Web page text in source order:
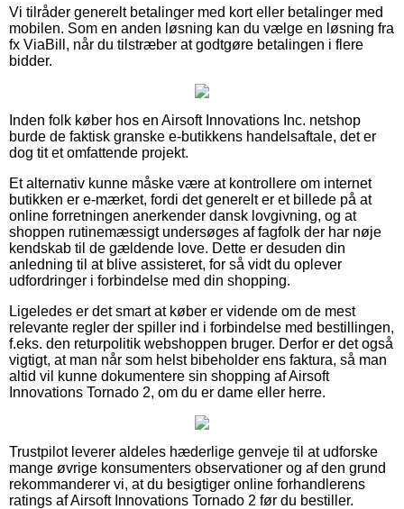
Vi tilråder generelt betalinger med kort eller betalinger med
mobilen. Som en anden løsning kan du vælge en løsning fra
fx ViaBill, når du tilstræber at godtgøre betalingen i flere
bidder.
Inden folk køber hos en Airsoft Innovations Inc. netshop
burde de faktisk granske e-butikkens handelsaftale, det er
dog tit et omfattende projekt.
Et alternativ kunne måske være at kontrollere om internet
butikken er e-mærket, fordi det generelt er et billede på at
online forretningen anerkender dansk lovgivning, og at
shoppen rutinemæssigt undersøges af fagfolk der har nøje
kendskab til de gældende love. Dette er desuden din
anledning til at blive assisteret, for så vidt du oplever
udfordringer i forbindelse med din shopping.
Ligeledes er det smart at køber er vidende om de mest
relevante regler der spiller ind i forbindelse med bestillingen,
f.eks. den returpolitik webshoppen bruger. Derfor er det også
vigtigt, at man når som helst bibeholder ens faktura, så man
altid vil kunne dokumentere sin shopping af Airsoft
Innovations Tornado 2, om du er dame eller herre.
Trustpilot leverer aldeles hæderlige genveje til at udforske
mange øvrige konsumenters observationer og af den grund
rekommanderer vi, at du besigtiger online forhandlerens
ratings af Airsoft Innovations Tornado 2 før du bestiller.